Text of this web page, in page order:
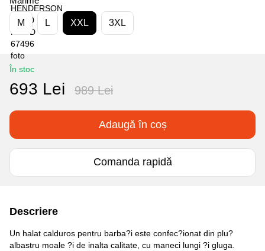
M L XXL 3XL
În stoc
693 Lei 989 Lei
Adaugă în coș
Comanda rapidă
Descriere
Un halat calduros pentru barba?i este confec?ionat din plu?
albastru moale ?i de inalta calitate, cu maneci lungi ?i gluga.